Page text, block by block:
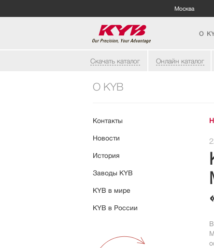
Москва
О
Скачать каталог Онлайн каталог
О KYB
Контакты
Новости
История
Заводы KYB
KYB в мире
KYB в России